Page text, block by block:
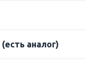
(есть аналог)